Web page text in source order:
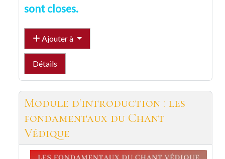
sont closes.
Ajouter à
Détails
Module d'introduction : les
fondamentaux du Chant
Védique